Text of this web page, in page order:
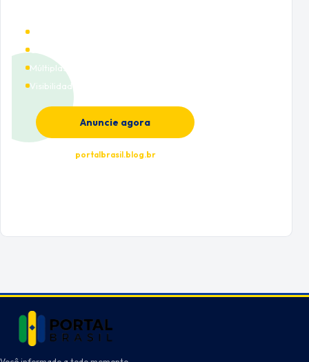
Múltiplas categorias
Visibilidade premium
Anuncie agora
portalbrasil.blog.br